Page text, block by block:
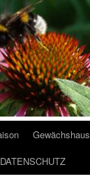
Gewächshaus